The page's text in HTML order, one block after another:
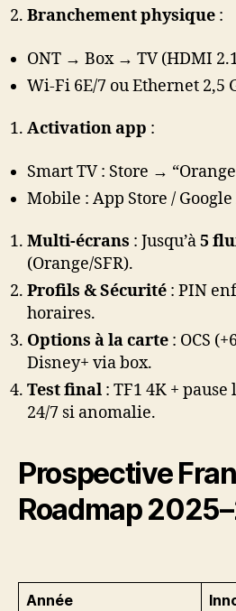
Branchement physique :
ONT → Box → TV (HDMI
Wi-Fi 6E/7 ou Ethernet 2,5
Activation app :
Smart TV : Store → “Orange
Mobile : App Store / Google
Multi-écrans : Jusqu’à5
(Orange/SFR).
Profils & Sécurité : PIN
horaires.
Options à la carte : OCS
Disney+ via box.
Test final : TF1 4K +
24/7 si anomalie.
Prospective
Roadmap
Année